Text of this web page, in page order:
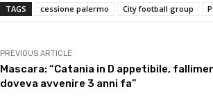
TAGS cessione palermo City football group
PREVIOUS ARTICLE
Mascara: “Catania in D appetibile,
doveva avvenire 3 anni fa”